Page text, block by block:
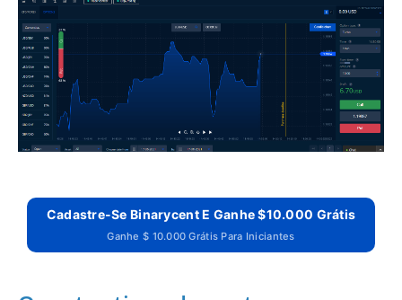
Cadastre-Se Binarycent E Ganhe $10.000 Grátis
Ganhe $ 10.000 Grátis Para Iniciantes